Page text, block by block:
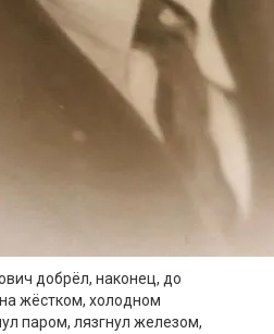
добрёл, наконец, до
жёстком, холодном
паром, лязгнул железом,